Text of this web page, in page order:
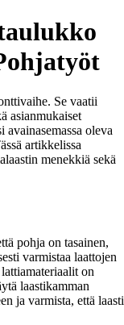
Se vaatii
asianmukaiset
oleva
artikkelissa
menekkiä sekä
pohja on tasainen,
varmistaa laattojen
on
laastikamman
ja varmista, että laasti